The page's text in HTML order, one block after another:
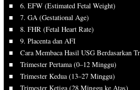
6. EFW (Estimated Fetal Weight)
7. GA (Gestational Age)
8. FHR (Fetal Heart Rate)
9. Placenta dan AFI
Cara Membaca Hasil USG Berdasarkan
Trimester Pertama (0–12 Minggu)
Trimester Kedua (13–27 Minggu)
Trimester Ketiga (28 Minggu ke Atas)